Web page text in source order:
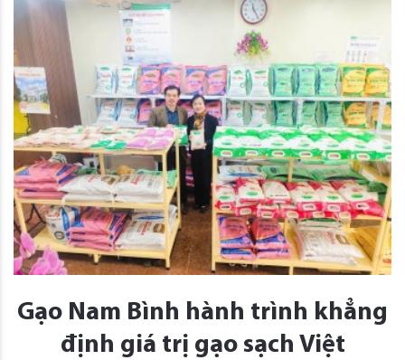
Gạo Nam Bình hành trình khẳng
định giá trị gạo sạch Việt